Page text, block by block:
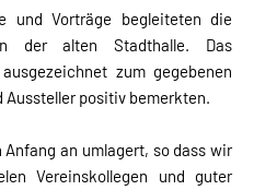
und Vorträge begleiteten die
der alten Stadthalle. Das
zum gegebenen
Aussteller positiv bemerkten.
Anfang an umlagert, so dass wir
Vereinskollegen und guter